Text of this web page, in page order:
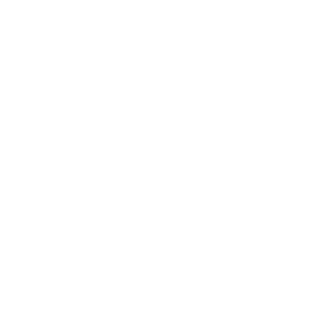
させていただ
了承ください。
き作成されるも
をご了承くださ
御機器販売店・
ようお願いしま
にご登録され
社の共同利用者
です。
ありません。
下、フタル酸ジブチ
) : 1000ppm、
ない年数を意
可)を取得する
要な手段を講じ
これらの製造装
、取り引きをい
ムロン制御